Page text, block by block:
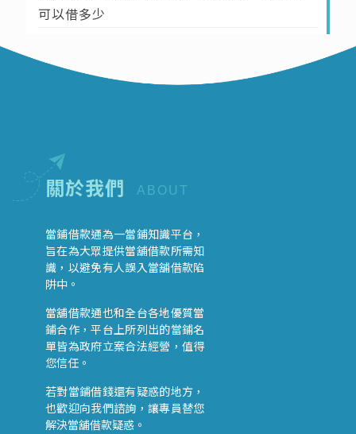
可以借多少
關於我們 ABOUT
當鋪借款通為一當鋪知識平台，
旨在為大眾提供當舖借款所需知
識，以避免有人誤入當舖借款陷
阱中。
當舖借款通也和全台各地優質當
鋪合作，平台上所列出的當鋪名
單皆為政府立案合法經營，值得
您信任。
若對當鋪借錢還有疑惑的地方，
也歡迎向我們諮詢，讓專員替您
解決當舖借款疑惑。